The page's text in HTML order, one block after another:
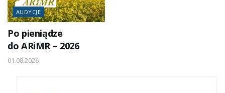
AUDYCJE
Po pieniądze
do ARiMR – 2026
01.08.2026